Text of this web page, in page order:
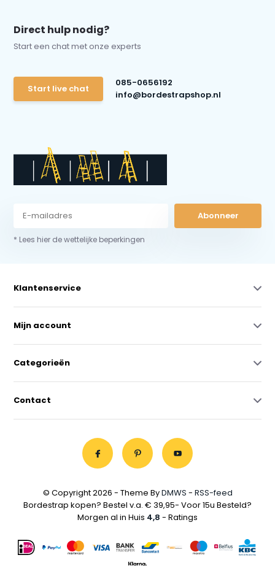
Direct hulp nodig?
Start een chat met onze experts
Start live chat
085-0656192
info@bordestrapshop.nl
Abonneer
* Lees hier de wettelijke beperkingen
Klantenservice
Mijn account
Categorieën
Contact
© Copyright 2026 - Theme ByDMWS - RSS-feed
Bordestrap kopen? Bestel v.a. € 39,95- Voor 15u Besteld?
Morgen al in Huis 4,8 - Ratings